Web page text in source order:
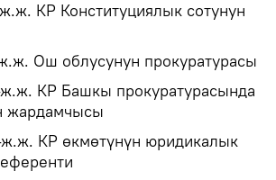
КР Конституциялык сотунун
Ош облусунун прокуратурасы
КР Башкы прокуратурасында
жардамчысы
КР өкмөтүнүн юридикалык